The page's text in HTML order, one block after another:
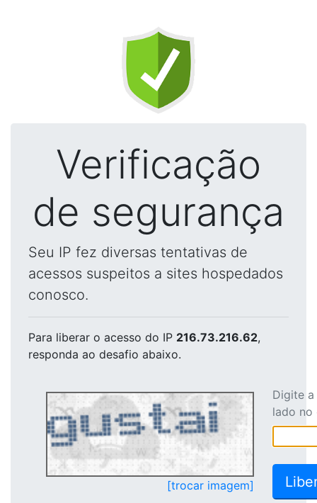
Verificação
de segurança
Seu IP fez diversas tentativas de
acessos suspeitos a sites hospedados
conosco.
Para liberar o acesso do IP 216.73.216.62,
responda ao desafio abaixo.
[trocar imagem]
Digite
lado no